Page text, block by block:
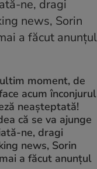
moment, de
acum înconjurul
neașteptată!
că se va ajunge
ne, dragi
news, Sorin
a făcut anunțul